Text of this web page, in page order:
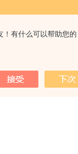
！有什么可以帮助您的